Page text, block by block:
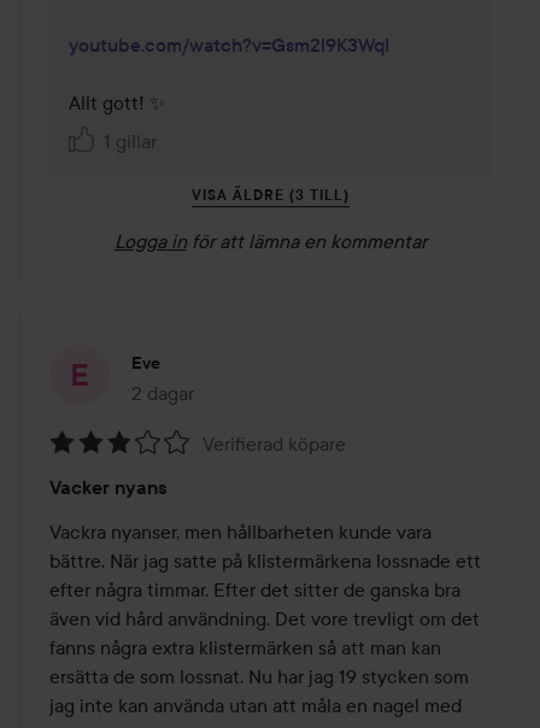
youtube.com/watch?v=Gsm2l9K3WqI
Allt gott! ✨
1 gillar
VISA ÄLDRE (3 TILL)
Logga in för att lämna en kommentar
Eve
2 dagar
Inlägget skapades 2 dagar
3
av
5
Verifierad köpare
Vacker nyans
Vackra nyanser, men hållbarheten kunde vara
bättre. När jag satte på klistermärkena lossnade ett
efter några timmar. Efter det sitter de ganska bra
även vid hård användning. Det vore trevligt om det
fanns några extra klistermärken så att man kan
ersätta de som lossnat. Nu har jag 19 stycken som
jag inte kan använda utan att måla en nagel med